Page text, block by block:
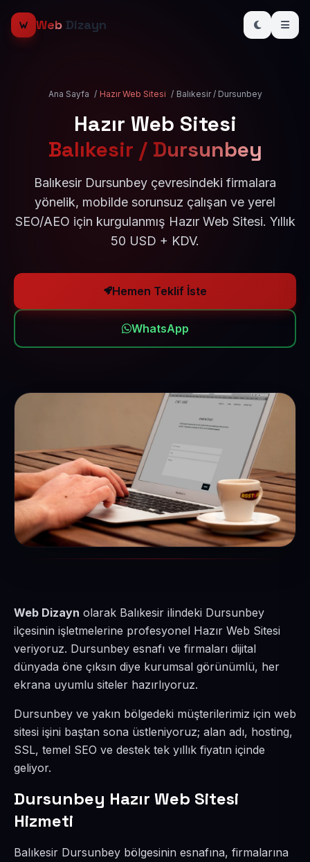
Web Dizayn
Ana Sayfa / Hazır Web Sitesi / Balıkesir / Dursunbey
Hazır Web Sitesi
Balıkesir / Dursunbey
Balıkesir Dursunbey çevresindeki firmalara
yönelik, mobilde sorunsuz çalışan ve yerel
SEO/AEO için kurgulanmış Hazır Web Sitesi. Yıllık
50 USD + KDV.
Hemen Teklif İste
WhatsApp
Web Dizayn olarak Balıkesir ilindeki Dursunbey
ilçesinin işletmelerine profesyonel Hazır Web Sitesi
veriyoruz. Dursunbey esnafı ve firmaları dijital
dünyada öne çıksın diye kurumsal görünümlü, her
ekrana uyumlu siteler hazırlıyoruz.
Dursunbey ve yakın bölgedeki müşterilerimiz için web
sitesi işini baştan sona üstleniyoruz; alan adı, hosting,
SSL, temel SEO ve destek tek yıllık fiyatın içinde
geliyor.
Dursunbey Hazır Web Sitesi
Hizmeti
Balıkesir Dursunbey bölgesinin esnafına, firmalarına